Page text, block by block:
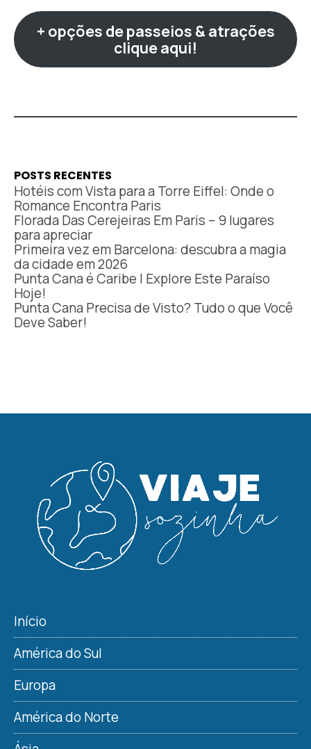
+ opções de passeios & atrações
clique aqui!
POSTS RECENTES
Hotéis com Vista para a Torre Eiffel: Onde o
Romance Encontra Paris
Florada Das Cerejeiras Em Paris – 9 lugares
para apreciar
Primeira vez em Barcelona: descubra a magia
da cidade em 2026
Punta Cana é Caribe | Explore Este Paraíso
Hoje!
Punta Cana Precisa de Visto? Tudo o que Você
Deve Saber!
Início
América do Sul
Europa
América do Norte